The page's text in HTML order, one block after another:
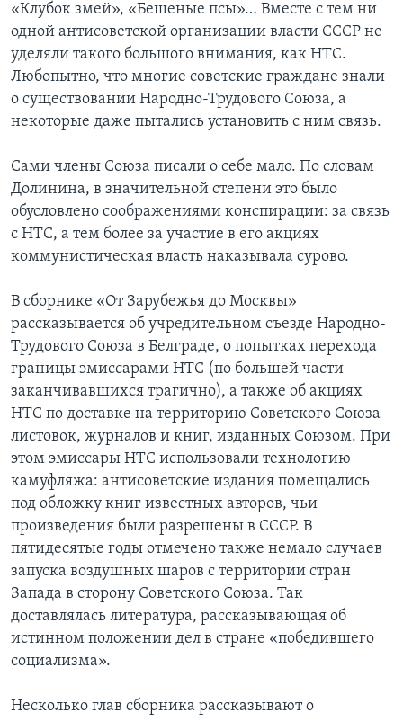
«Клубок змей», «Бешеные псы»… Вместе с тем ни
одной антисоветской организации власти СССР не
уделяли такого большого внимания, как НТС.
Любопытно, что многие советские граждане знали
о существовании Народно-Трудового Союза, а
некоторые даже пытались установить с ним связь.
Сами члены Союза писали о себе мало. По словам
Долинина, в значительной степени это было
обусловлено соображениями конспирации: за связь
с НТС, а тем более за участие в его акциях
коммунистическая власть наказывала сурово.
В сборнике «От Зарубежья до Москвы»
рассказывается об учредительном съезде Народно-
Трудового Союза в Белграде, о попытках перехода
границы эмиссарами НТС (по большей части
заканчивавшихся трагично), а также об акциях
НТС по доставке на территорию Советского Союза
листовок, журналов и книг, изданных Союзом. При
этом эмиссары НТС использовали технологию
камуфляжа: антисоветские издания помещались
под обложку книг известных авторов, чьи
произведения были разрешены в СССР. В
пятидесятые годы отмечено также немало случаев
запуска воздушных шаров с территории стран
Запада в сторону Советского Союза. Так
доставлялась литература, рассказывающая об
истинном положении дел в стране «победившего
социализма».
Несколько глав сборника рассказывают о